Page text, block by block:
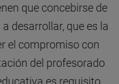
que concebirse de
desarrollar, que es la
el compromiso con
del profesorado
es requisito